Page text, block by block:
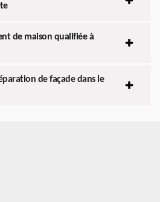
de maison qualifiée à
de façade dans le